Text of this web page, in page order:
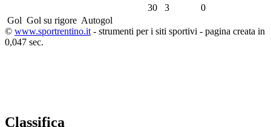
30
3
0
Gol Gol su rigore Autogol
© www.sportrentino.it - strumenti per i siti sportivi - pagina creata in
0,047 sec.
Classifica